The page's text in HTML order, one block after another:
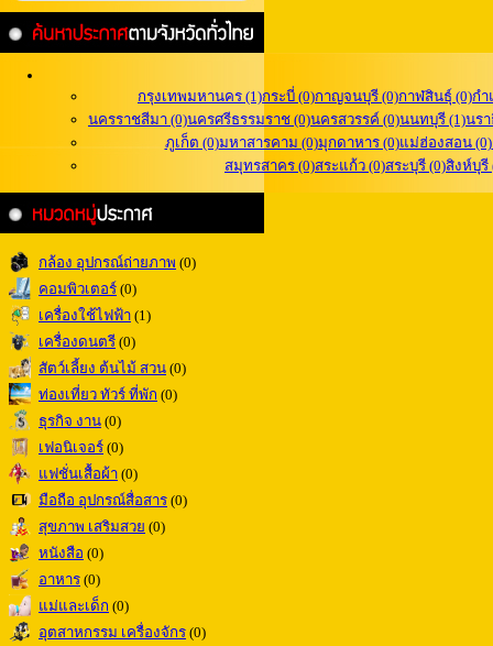
กรุงเทพมหานคร (1)กระบี่ (0)กาญจนบุรี (0)กาฬสินธุ์ (0)กำ
นครราชสีมา (0)นครศรีธรรมราช (0)นครสวรรค์ (0)นนทบุรี (1)นรา
ภูเก็ต (0)มหาสารคาม (0)มุกดาหาร (0)แม่ฮ่องสอน (0)
สมุทรสาคร (0)สระแก้ว (0)สระบุรี (0)สิงห์บุรี
กล้อง อุปกรณ์ถ่ายภาพ (0)
คอมพิวเตอร์ (0)
เครื่องใช้ไฟฟ้า (1)
เครื่องดนตรี (0)
สัตว์เลี้ยง ต้นไม้ สวน (0)
ท่องเที่ยว ทัวร์ ที่พัก (0)
ธุรกิจ งาน (0)
เฟอนิเจอร์ (0)
แฟชั่นเสื้อผ้า (0)
มือถือ อุปกรณ์สื่อสาร (0)
สุขภาพ เสริมสวย (0)
หนังสือ (0)
อาหาร (0)
แม่และเด็ก (0)
อุตสาหกรรม เครื่องจักร (0)